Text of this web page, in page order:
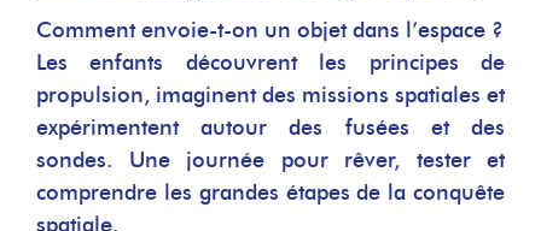
Comment envoie-t-on un objet dans l’espace ?
Les enfants découvrent les principes de
propulsion, imaginent des missions spatiales et
expérimentent autour des fusées et des
sondes. Une journée pour rêver, tester et
comprendre les grandes étapes de la conquête
spatiale.